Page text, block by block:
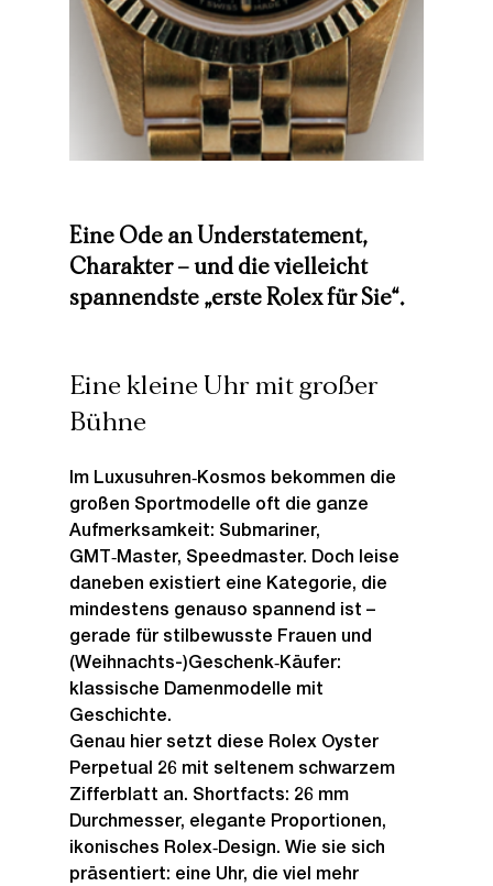
Eine Ode an Understatement,
Charakter – und die vielleicht
spannendste „erste Rolex für Sie“.
Eine kleine Uhr mit großer
Bühne
Im Luxusuhren‑Kosmos bekommen die
großen Sportmodelle oft die ganze
Aufmerksamkeit: Submariner,
GMT‑Master, Speedmaster. Doch leise
daneben existiert eine Kategorie, die
mindestens genauso spannend ist –
gerade für stilbewusste Frauen und
(Weihnachts-)Geschenk‑Käufer:
klassische Damenmodelle mit
Geschichte.
Genau hier setzt diese Rolex Oyster
Perpetual 26 mit seltenem schwarzem
Zifferblatt an. Shortfacts: 26 mm
Durchmesser, elegante Proportionen,
ikonisches Rolex‑Design. Wie sie sich
präsentiert: eine Uhr, die viel mehr